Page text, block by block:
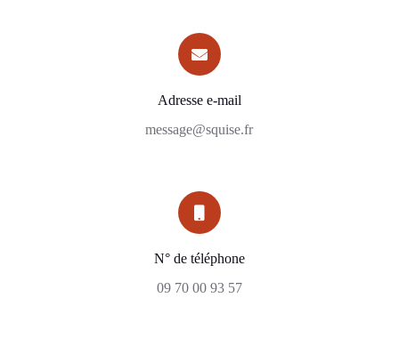
Adresse e-mail
message@squise.fr
N° de téléphone
09 70 00 93 57